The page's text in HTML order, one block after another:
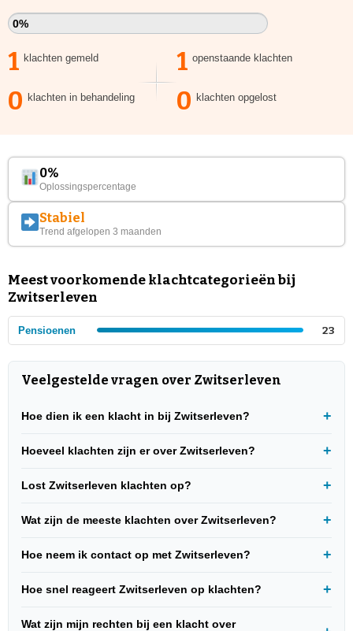
0%
1 klachten gemeld 1 openstaande klachten
0 klachten in behandeling 0 klachten opgelost
0%
Oplossingspercentage
Stabiel
Trend afgelopen 3 maanden
Meest voorkomende klachtcategorieën bij
Zwitserleven
Pensioenen 23
Veelgestelde vragen over Zwitserleven
Hoe dien ik een klacht in bij Zwitserleven?
Hoeveel klachten zijn er over Zwitserleven?
Lost Zwitserleven klachten op?
Wat zijn de meeste klachten over Zwitserleven?
Hoe neem ik contact op met Zwitserleven?
Hoe snel reageert Zwitserleven op klachten?
Wat zijn mijn rechten bij een klacht over